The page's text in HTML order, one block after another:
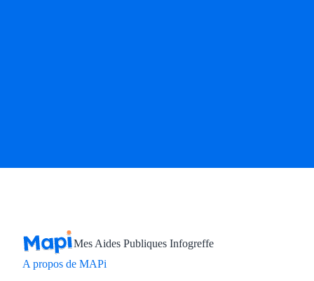
Mes Aides Publiques Infogreffe
A propos de MAPi